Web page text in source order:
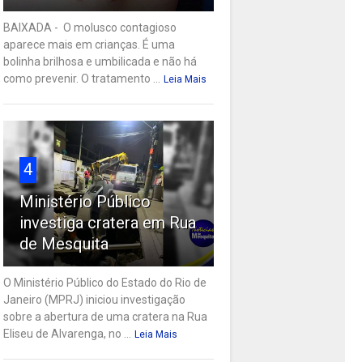
BAIXADA - O molusco contagioso
aparece mais em crianças. É uma
bolinha brilhosa e umbilicada e não há
como prevenir. O tratamento ... Leia Mais
4
Ministério Público
investiga cratera em Rua
de Mesquita
O Ministério Público do Estado do Rio de
Janeiro (MPRJ) iniciou investigação
sobre a abertura de uma cratera na Rua
Eliseu de Alvarenga, no ... Leia Mais